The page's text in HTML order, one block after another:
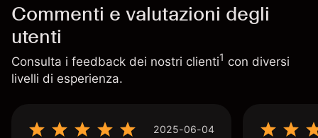
Commenti e valutazioni degli
utenti
Consulta i feedback dei nostri clienti1 con diversi
livelli di esperienza.
2025-06-04